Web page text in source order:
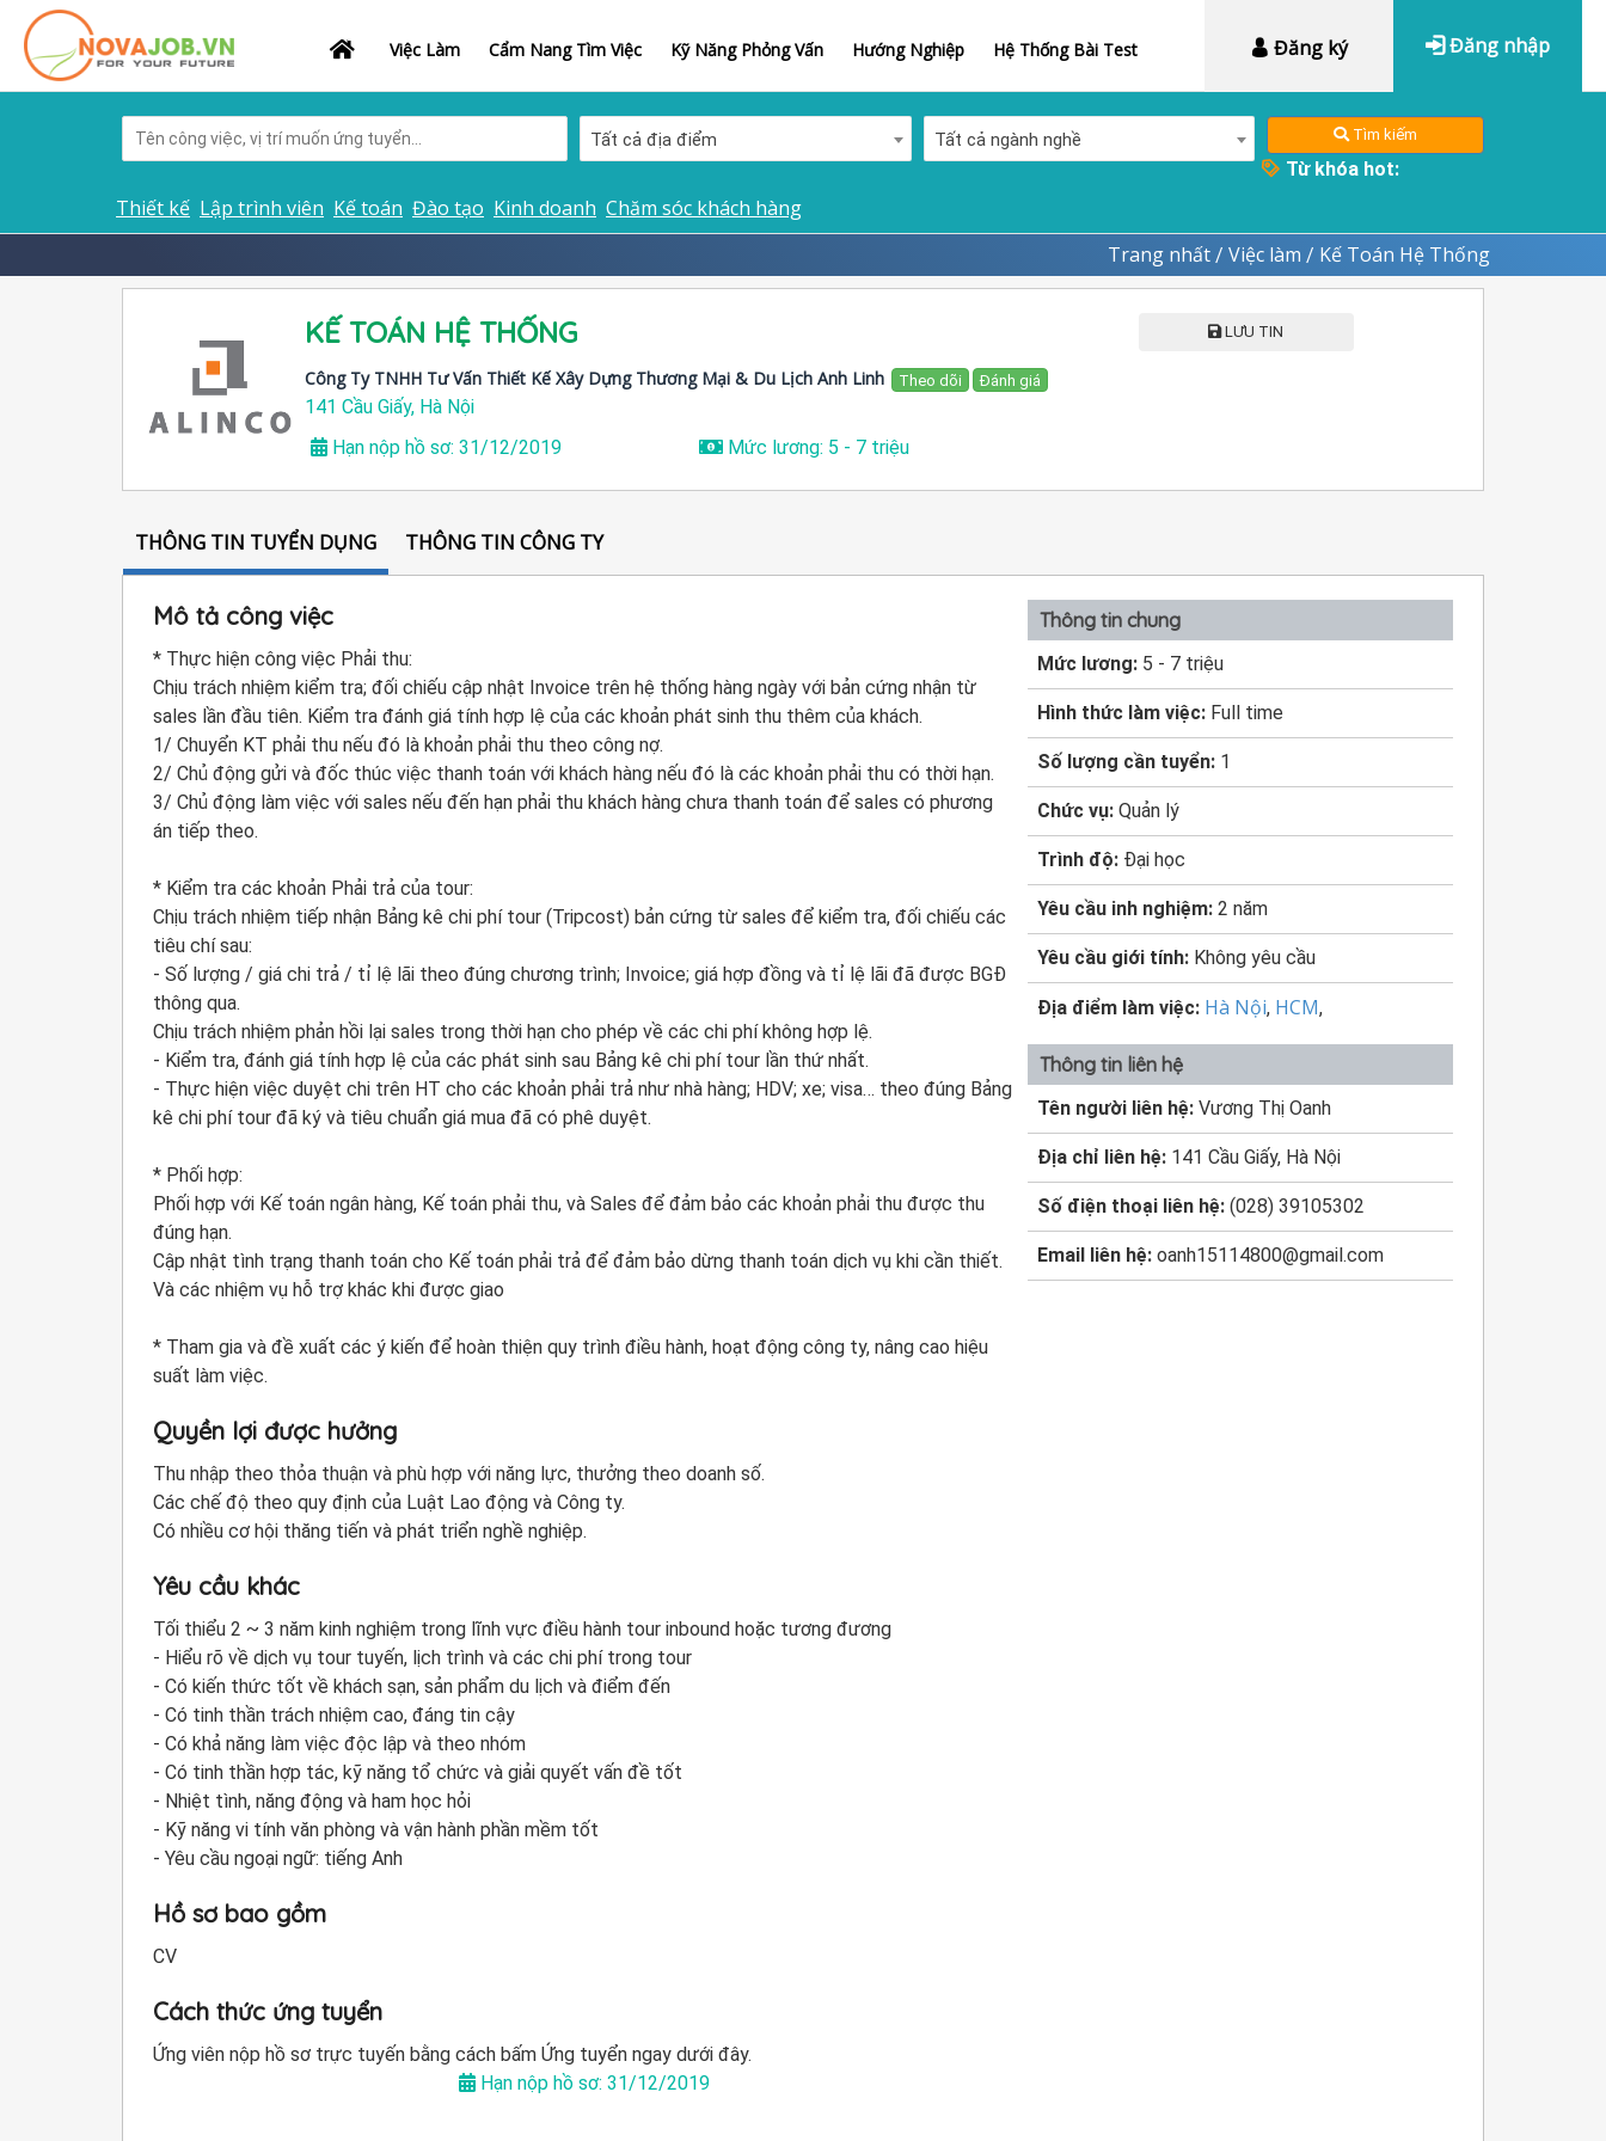
Đăng ký Đăng nhập
Việc Làm Cẩm Nang Tìm Việc Kỹ Năng Phỏng Vấn Hướng Nghiệp Hệ Thống Bài Test
Tất cả địa điểm Tất cả ngành nghề Tìm kiếm
Từ khóa hot:
Thiết kế Lập trình viên Kế toán Đào tạo Kinh doanh Chăm sóc khách hàng
Trang nhất / Việc làm / Kế Toán Hệ Thống
KẾ TOÁN HỆ THỐNG
Công Ty TNHH Tư Vấn Thiết Kế Xây Dựng Thương Mại & Du Lịch Anh Linh Theo dõi Đánh giá
141 Cầu Giấy, Hà Nội
Hạn nộp hồ sơ: 31/12/2019
Mức lương: 5 - 7 triệu
LƯU TIN
THÔNG TIN TUYỂN DỤNG THÔNG TIN CÔNG TY
Mô tả công việc
* Thực hiện công việc Phải thu:
Chịu trách nhiệm kiểm tra; đối chiếu cập nhật Invoice trên hệ thống hàng ngày với bản cứng nhận từ
sales lần đầu tiên. Kiểm tra đánh giá tính hợp lệ của các khoản phát sinh thu thêm của khách.
1/ Chuyển KT phải thu nếu đó là khoản phải thu theo công nợ.
2/ Chủ động gửi và đốc thúc việc thanh toán với khách hàng nếu đó là các khoản phải thu có thời hạn.
3/ Chủ động làm việc với sales nếu đến hạn phải thu khách hàng chưa thanh toán để sales có phương
án tiếp theo.
* Kiểm tra các khoản Phải trả của tour:
Chịu trách nhiệm tiếp nhận Bảng kê chi phí tour (Tripcost) bản cứng từ sales để kiểm tra, đối chiếu các
tiêu chí sau:
- Số lượng / giá chi trả / tỉ lệ lãi theo đúng chương trình; Invoice; giá hợp đồng và tỉ lệ lãi đã được BGĐ
thông qua.
Chịu trách nhiệm phản hồi lại sales trong thời hạn cho phép về các chi phí không hợp lệ.
- Kiểm tra, đánh giá tính hợp lệ của các phát sinh sau Bảng kê chi phí tour lần thứ nhất.
- Thực hiện việc duyệt chi trên HT cho các khoản phải trả như nhà hàng; HDV; xe; visa… theo đúng Bảng
kê chi phí tour đã ký và tiêu chuẩn giá mua đã có phê duyệt.
* Phối hợp:
Phối hợp với Kế toán ngân hàng, Kế toán phải thu, và Sales để đảm bảo các khoản phải thu được thu
đúng hạn.
Cập nhật tình trạng thanh toán cho Kế toán phải trả để đảm bảo dừng thanh toán dịch vụ khi cần thiết.
Và các nhiệm vụ hỗ trợ khác khi được giao
* Tham gia và đề xuất các ý kiến để hoàn thiện quy trình điều hành, hoạt động công ty, nâng cao hiệu
suất làm việc.
Quyền lợi được hưởng
Thu nhập theo thỏa thuận và phù hợp với năng lực, thưởng theo doanh số.
Các chế độ theo quy định của Luật Lao động và Công ty.
Có nhiều cơ hội thăng tiến và phát triển nghề nghiệp.
Yêu cầu khác
Tối thiểu 2 ~ 3 năm kinh nghiệm trong lĩnh vực điều hành tour inbound hoặc tương đương
- Hiểu rõ về dịch vụ tour tuyến, lịch trình và các chi phí trong tour
- Có kiến thức tốt về khách sạn, sản phẩm du lịch và điểm đến
- Có tinh thần trách nhiệm cao, đáng tin cậy
- Có khả năng làm việc độc lập và theo nhóm
- Có tinh thần hợp tác, kỹ năng tổ chức và giải quyết vấn đề tốt
- Nhiệt tình, năng động và ham học hỏi
- Kỹ năng vi tính văn phòng và vận hành phần mềm tốt
- Yêu cầu ngoại ngữ: tiếng Anh
Hồ sơ bao gồm
CV
Cách thức ứng tuyển
Ứng viên nộp hồ sơ trực tuyến bằng cách bấm Ứng tuyển ngay dưới đây.
Hạn nộp hồ sơ: 31/12/2019
Thông tin chung
Mức lương: 5 - 7 triệu
Hình thức làm việc: Full time
Số lượng cần tuyển: 1
Chức vụ: Quản lý
Trình độ: Đại học
Yêu cầu inh nghiệm: 2 năm
Yêu cầu giới tính: Không yêu cầu
Địa điểm làm việc: Hà Nội, HCM,
Thông tin liên hệ
Tên người liên hệ: Vương Thị Oanh
Địa chỉ liên hệ: 141 Cầu Giấy, Hà Nội
Số điện thoại liên hệ: (028) 39105302
Email liên hệ: oanh15114800@gmail.com